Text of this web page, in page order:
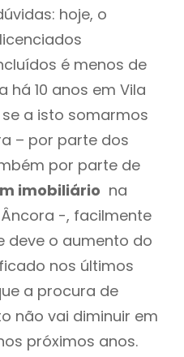
hoje, o
licenciados
é menos de
há 10 anos em Vila
se a isto somarmos
– por parte dos
por parte de
imobiliário na
Âncora -, facilmente
deve o aumento do
nos últimos
a procura de
não vai diminuir em
próximos anos.